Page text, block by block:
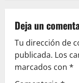
v
i
g
Deja un
Tu dirección de
publicada. Los
marcados con *